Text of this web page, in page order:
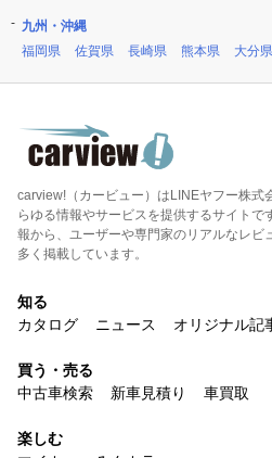
九州・沖縄
福岡県
佐賀県 長崎県 熊本県 大分県
carview!（カービュー）はLINEヤフー株式
らゆる情報やサービスを提供するサイト
報から、ユーザーや専門家のリアルなレビ
多く掲載しています。
知る
カタログ
ニュース オリジナル記
買う・売る
中古車検索
新車見積り 車買取
楽しむ